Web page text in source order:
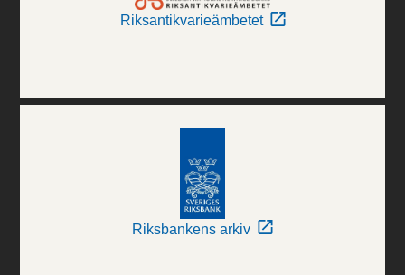
Riksantikvarieämbetet
Riksbankens arkiv